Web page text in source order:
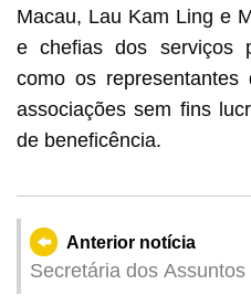
Macau, Lau Kam Ling e
e chefias dos serviços
como os
associações sem fins
de beneficência.
Anterior notícia
Secretária dos